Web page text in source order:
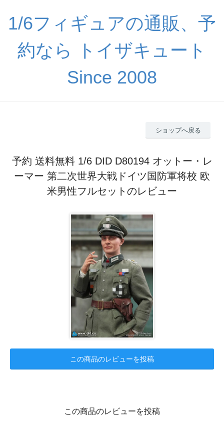
1/6フィギュアの通販、予
約なら トイザキュート
Since 2008
ショップへ戻る
予約 送料無料 1/6 DID D80194 オットー・レ
ーマー 第二次世界大戦ドイツ国防軍将校 欧
米男性フルセットのレビュー
この商品のレビューを投稿
この商品のレビューを投稿